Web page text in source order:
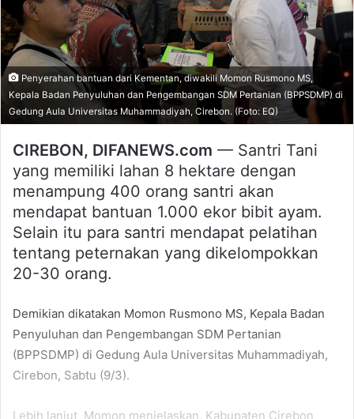
Penyerahan bantuan dari Kementan, diwakili Momon Rusmono MS,
Kepala Badan Penyuluhan dan Pengembangan SDM Pertanian (BPPSDMP) di
Gedung Aula Universitas Muhammadiyah, Cirebon. (Foto: EQ)
CIREBON, DIFANEWS.com — Santri Tani
yang memiliki lahan 8 hektare dengan
menampung 400 orang santri akan
mendapat bantuan 1.000 ekor bibit ayam.
Selain itu para santri mendapat pelatihan
tentang peternakan yang dikelompokkan
20-30 orang.
Demikian dikatakan Momon Rusmono MS, Kepala Badan
Penyuluhan dan Pengembangan SDM Pertanian
(BPPSDMP) di Gedung Aula Universitas Muhammadiyah,
Cirebon, Sabtu (9/3).
Lebih lanjut Momon menjelaskan, Kabupaten Cirebon